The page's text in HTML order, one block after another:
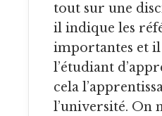
tout sur une
il indique les
importantes et
l’étudiant
cela
l’université. On